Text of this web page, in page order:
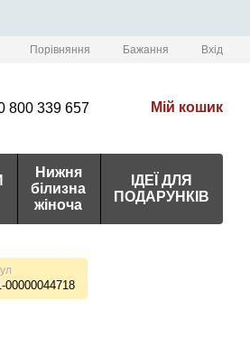
Порівняння Бажання Вхід
800 339 657 Мій кошик
Нижня
білизна
жіноча
ІДЕЇ ДЛЯ
ПОДАРУНКІВ
00000044718